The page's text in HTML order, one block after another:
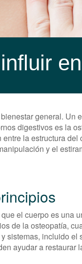
general. Un
digestivos es la
la estructura del
y el
el cuerpo es una
de la osteopatía,
sistemas, incluido el
ayudar a restaurar